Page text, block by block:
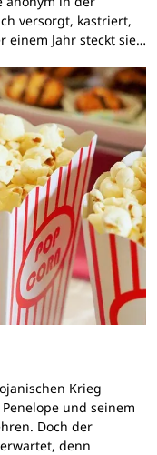
versorgt, kastriert,
Jahr steckt sie…
Krieg
und seinem
Doch der
denn